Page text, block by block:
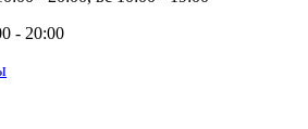
- 20:00